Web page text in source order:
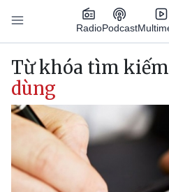
Nhảy đến nội dung
RadioPodcast
Main navigation
Từ khóa tìm
dùng